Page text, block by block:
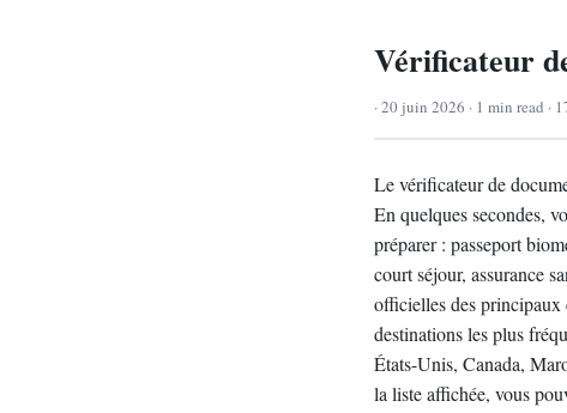
Vérificateur
· 20 juin 2026 · 1 min read ·
Le vérificateur de
En quelques secondes,
préparer : passeport
court séjour, assurance
officielles des principaux
destinations les plus
États-Unis, Canada,
la liste affichée, vous